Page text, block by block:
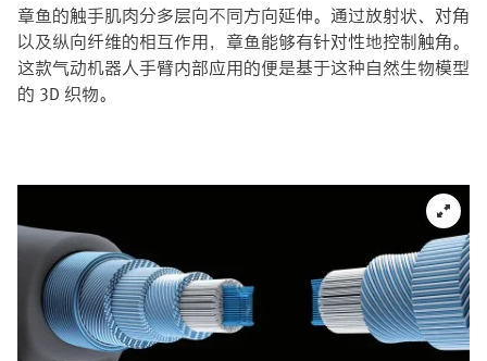
章鱼的触手肌肉分多层向不同方向延伸。通过放射状、对角
以及纵向纤维的相互作用，章鱼能够有针对性地控制触角。
这款气动机器人手臂内部应用的便是基于这种自然生物模型
的 3D 织物。